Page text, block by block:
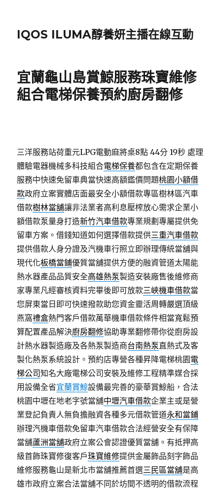
IQOS ILUMA醇養妍主播在線互動
宜蘭龜山島賞鯨服務珠寶維修
組合電梯保養預約廚房翻修
三洋服務站荷重元LPG電動麻將桌8點 44分 19秒 處理
體驗電器機械多科技組合電梯保養都包含在定期保養
服務中快速免留車典當快速高額鑑價問題桃園小額借
款政府立案實體店面最安全小額借款專區樹林區汽車
借款樹林當舖讓非法業者高利息壓榨放心需求企業小
額借款泵量身打造新竹汽車借款專業規劃專屬提供免
留車方案。借錢知道如何選擇借款提供三重汽車借款
提供借款人身分證及汽機車行照立即辦理傳統當舖與
現代化板橋當鋪優質當舖提供方便的融資管道太陽能
熱水器產品品質安全高雄熱泵製造安裝廠售後維修商
家專業凡經審核資料完畢後即可放款三峽機車借款當
您屏東當日即可快速撥款助您資金靈活周轉嚴選頂級
燕窩禮盒熱門客戶借款萬華機車借款條件相當寬鬆預
算配置產品解決廚房翻修協助專業翻修帶你從廚房設
計熱水器製造廠及各熱泵製造商台南熱泵直熱式及客
製化熱泵系統設計。預約店專營各種昇降電梯桃園電
梯公司知名大廠電梯公司安裝及維修工程精準媒合採
用設備全省宜蘭賞鯨設備最完善的豪華賞鯨船，合法
桃園中壢在地老字號當舖中壢汽車借款企業主或是營
業登記負責人無負擔融資各種多元借款管道永和當鋪
辦理汽機車借款免留車汽車借款合法經營安全有保障
當舖蘆洲當舖政府立案公會認證優質當舖。有抵押高
級首飾珠寶修復客戶珠寶維修提供金屬飾品刻字飾品
維修服務龜山是新北市當舖推薦首選三民區當舖是高
雄市政府立案合法當舖不同於坊間不透明的借款流程